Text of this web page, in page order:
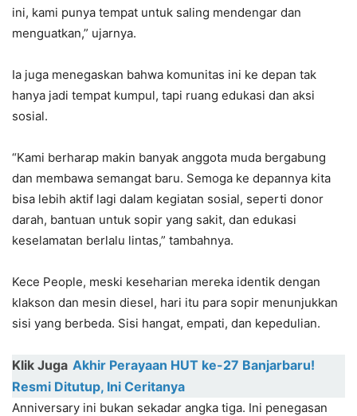
ini, kami punya tempat untuk saling mendengar dan
menguatkan,” ujarnya.
Ia juga menegaskan bahwa komunitas ini ke depan tak
hanya jadi tempat kumpul, tapi ruang edukasi dan aksi
sosial.
“Kami berharap makin banyak anggota muda bergabung
dan membawa semangat baru. Semoga ke depannya kita
bisa lebih aktif lagi dalam kegiatan sosial, seperti donor
darah, bantuan untuk sopir yang sakit, dan edukasi
keselamatan berlalu lintas,” tambahnya.
Kece People, meski keseharian mereka identik dengan
klakson dan mesin diesel, hari itu para sopir menunjukkan
sisi yang berbeda. Sisi hangat, empati, dan kepedulian.
Klik Juga Akhir Perayaan HUT ke-27 Banjarbaru!
Resmi Ditutup, Ini Ceritanya
Anniversary ini bukan sekadar angka tiga. Ini penegasan